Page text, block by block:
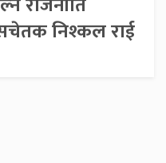
निश्कल राई